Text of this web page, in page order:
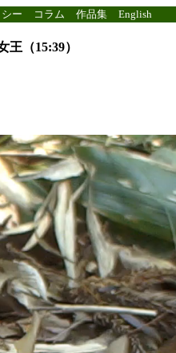
ー コラム 作品集 English
（15:39）